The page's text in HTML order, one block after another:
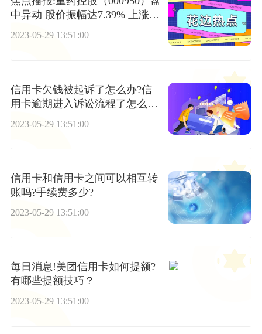
中异动 股价振幅达7.39% 上涨7.
24%（05-29）
2023-05-29 13:51:00
信用卡欠钱被起诉了怎么办?信
用卡逾期进入诉讼流程了怎么
2023-05-29 13:51:00
信用卡和信用卡之间可以相互转
账吗?手续费多少?
2023-05-29 13:51:00
每日消息!美团信用卡如何提额?
有哪些提额技巧？
2023-05-29 13:51:00